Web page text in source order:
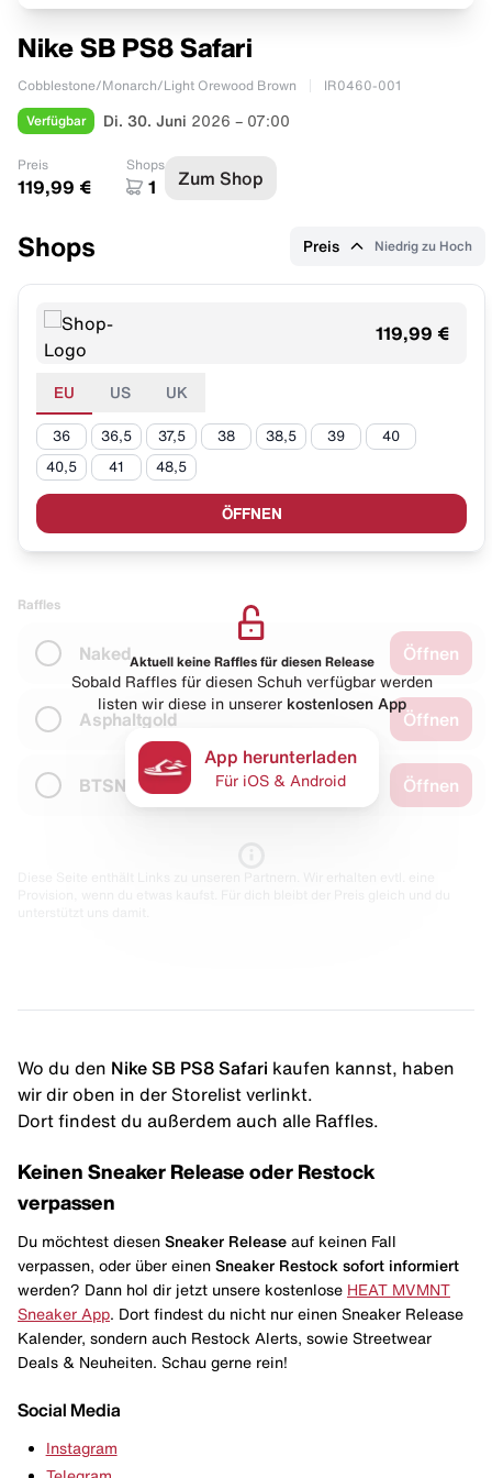
Nike SB PS8 Safari
Cobblestone/Monarch/Light Orewood Brown IR0460-001
Verfügbar Di. 30. Juni 2026 – 07:00
Preis
119,99 €
Shops
1 Zum Shop
Shops Preis Niedrig zu Hoch
119,99 €
EU US UK
36 36,5 37,5 38 38,5 39 40
40,5 41 48,5
ÖFFNEN
Raffles
Naked Öffnen
Asphaltgold Öffnen
BTSN Öffnen
Aktuell keine Raffles für diesen Release
Sobald Raffles für diesen Schuh verfügbar werden
listen wir diese in unserer kostenlosen App
App herunterladen
Für iOS & Android
Wo du den Nike SB PS8 Safari kaufen kannst, haben
wir dir oben in der Storelist verlinkt.
Dort findest du außerdem auch alle Raffles.
Keinen Sneaker Release oder Restock
verpassen
Du möchtest diesen Sneaker Release auf keinen Fall
verpassen, oder über einen Sneaker Restock sofort informiert
werden? Dann hol dir jetzt unsere kostenlose HEAT MVMNT
Sneaker App . Dort findest du nicht nur einen Sneaker Release
Kalender, sondern auch Restock Alerts, sowie Streetwear
Deals & Neuheiten. Schau gerne rein!
Social Media
Instagram